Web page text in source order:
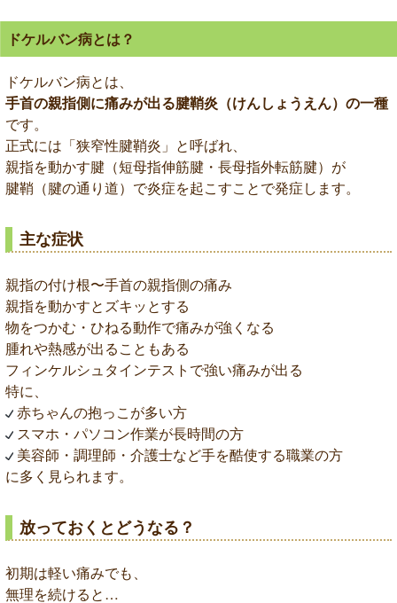
ドケルバン病とは？
ドケルバン病とは、
手首の親指側に痛みが出る腱鞘炎（けんしょうえん）の一種
です。
正式には「狭窄性腱鞘炎」と呼ばれ、
親指を動かす腱（短母指伸筋腱・長母指外転筋腱）が
腱鞘（腱の通り道）で炎症を起こすことで発症します。
主な症状
親指の付け根〜手首の親指側の痛み
親指を動かすとズキッとする
物をつかむ・ひねる動作で痛みが強くなる
腫れや熱感が出ることもある
フィンケルシュタインテストで強い痛みが出る
特に、
赤ちゃんの抱っこが多い方
スマホ・パソコン作業が長時間の方
美容師・調理師・介護士など手を酷使する職業の方
に多く見られます。
放っておくとどうなる？
初期は軽い痛みでも、
無理を続けると…